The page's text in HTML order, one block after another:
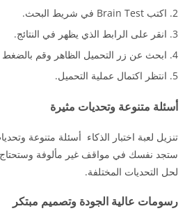
اكتب Brain Test في شريط البحث.
انقر على الرابط الذي يظهر في النتائج.
ابحث عن زر التحميل الظاهر وقم بالضغط
انتظر اكتمال عملية التحميل.
أسئلة متنوعة وتحديات مثيرة
تنزيل لعبة اختبار الذكاء أسئلة متنوعة
ستجد نفسك في مواقف غير مألوفة وستحتاج
لحل التحديات المختلفة.
رسومات عالية الجودة وتصميم مبتكر